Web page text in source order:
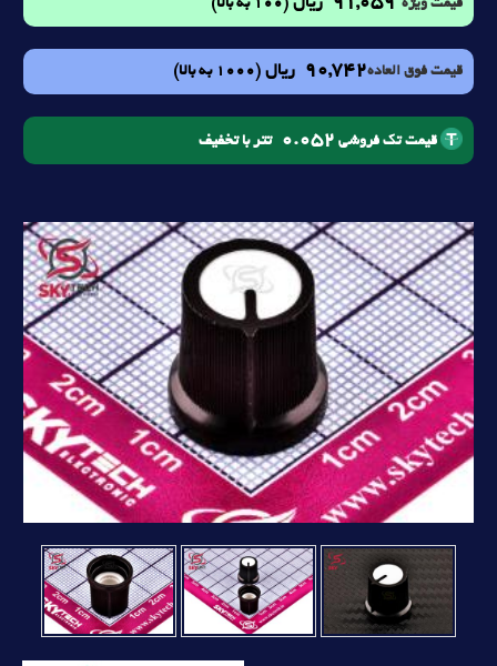
قیمت ویژه (100 به بالا)
قیمت فوق العاده90,742 ریال (1000 به بالا)
قیمت تک فروشی 0.052 تتر با تخفیف